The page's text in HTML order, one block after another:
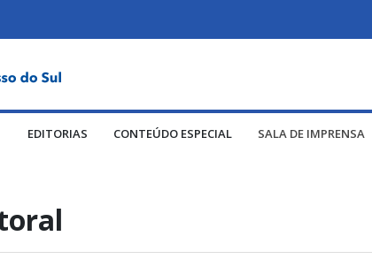
EDITORIAS CONTEÚDO ESPECIAL SALA DE IMPRENSA